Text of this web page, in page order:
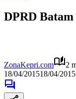
DPRD
ZonaKepri.com
2
18/04/201518/04/2015